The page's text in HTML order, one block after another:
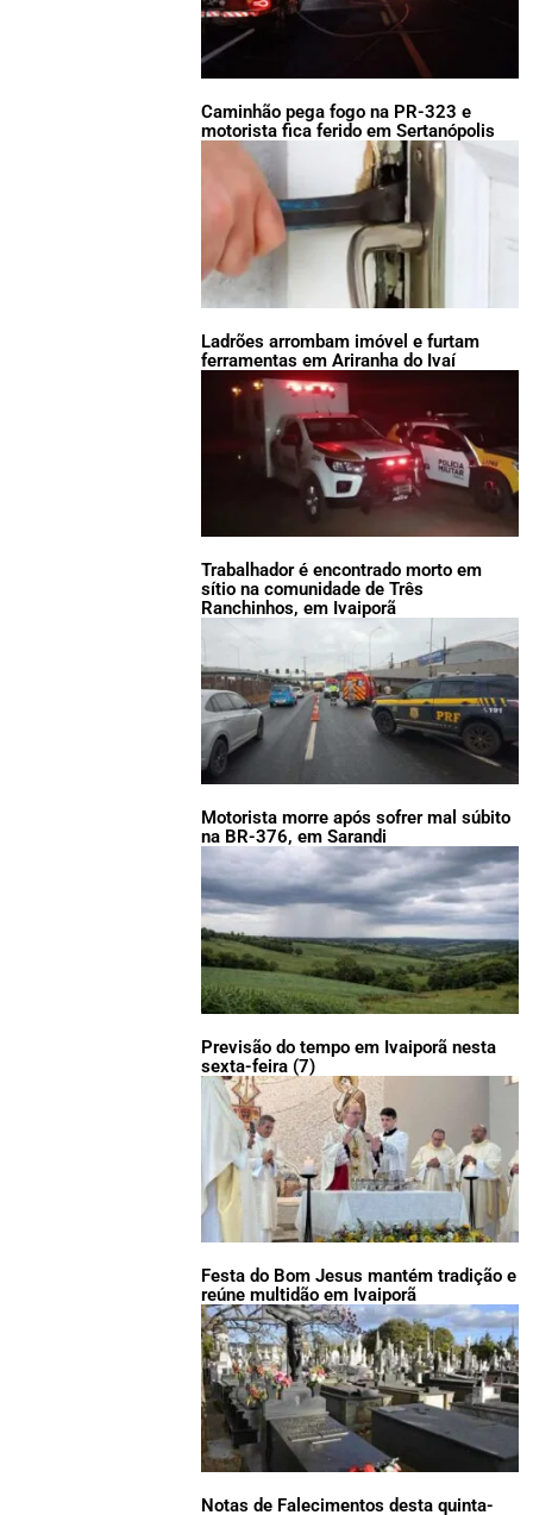
Caminhão pega fogo na PR-323 e
motorista fica ferido em Sertanópolis
Ladrões arrombam imóvel e furtam
ferramentas em Ariranha do Ivaí
Trabalhador é encontrado morto em
sítio na comunidade de Três
Ranchinhos, em Ivaiporã
Motorista morre após sofrer mal súbito
na BR-376, em Sarandi
Previsão do tempo em Ivaiporã nesta
sexta-feira (7)
Festa do Bom Jesus mantém tradição e
reúne multidão em Ivaiporã
Notas de Falecimentos desta quinta-